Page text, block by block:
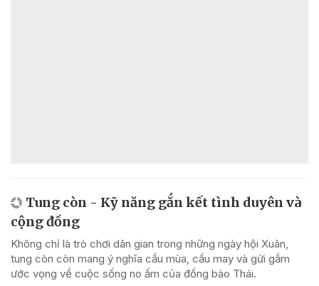
Tung còn - Kỹ năng gắn kết tình duyên và
cộng đồng
Không chỉ là trò chơi dân gian trong những ngày hội Xuân,
tung còn còn mang ý nghĩa cầu mùa, cầu may và gửi gắm
ước vọng về cuộc sống no ấm của đồng bào Thái.